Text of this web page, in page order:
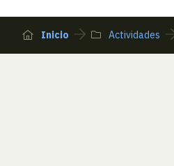
Inicio Actividades